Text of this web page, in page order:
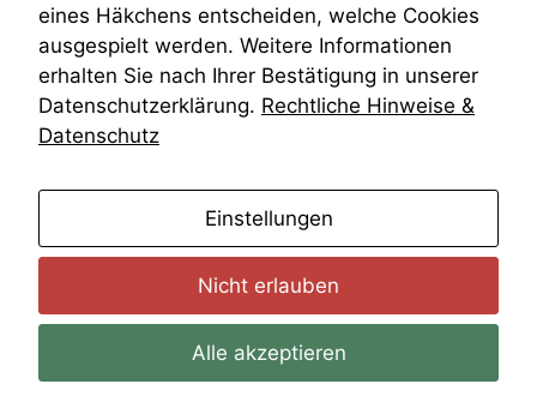
Öffentliches Personalrecht
Öffentlichkeitsprinzip
eines Häkchens entscheiden, welche Cookies
ausgespielt werden. Weitere Informationen
erhalten Sie nach Ihrer Bestätigung in unserer
Datenschutzerklärung. Rechtliche Hinweise &
Datenschutz
Einstellungen
Nicht erlauben
Alle akzeptieren